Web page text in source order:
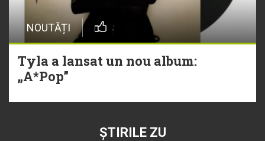
NOUTĂȚI
Tyla a lansat un nou album:
„A*Pop”
ȘTIRILE ZU